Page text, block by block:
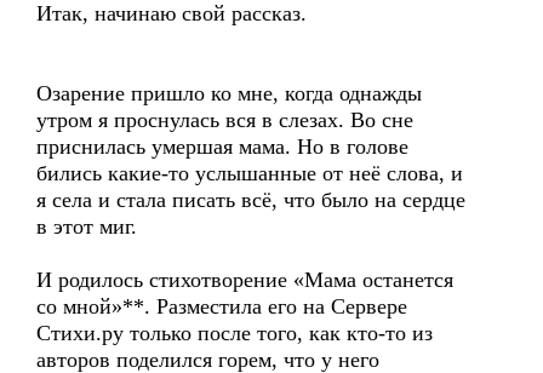
Итак, начинаю свой рассказ.
Озарение пришло ко мне, когда однажды
утром я проснулась вся в слезах. Во сне
приснилась умершая мама. Но в голове
бились какие-то услышанные от неё слова, и
я села и стала писать всё, что было на сердце
в этот миг.
И родилось стихотворение «Мама останется
со мной»**. Разместила его на Сервере
Стихи.ру только после того, как кто-то из
авторов поделился горем, что у него